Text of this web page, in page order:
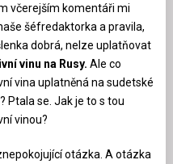
včerejším komentáři mi
šéfredaktorka a pravila,
dobrá, nelze uplatňovat
vinu na Rusy. Ale co
vina uplatněná na sudetské
Ptala se. Jak je to s tou
vinou?
otázka. A otázka